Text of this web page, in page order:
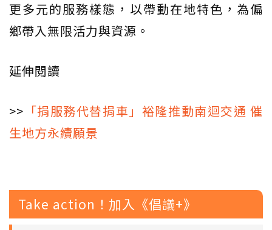
更多元的服務樣態，以帶動在地特色，為偏
鄉帶入無限活力與資源。
延伸閱讀
>> 「捐服務代替捐車」裕隆推動南迴交通 催
生地方永續願景
Take action！加入《倡議+》